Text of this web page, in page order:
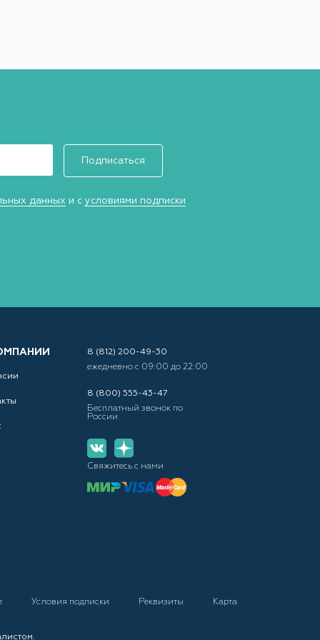
Подписаться
данных и с условиями подписки
8 (812) 200-49-30
ежедневно с 09:00 до 22:00
8 (800) 555-43-47
Бесплатный звонок по
России
Свяжитесь с нами
Условия подписки Реквизиты
Карта